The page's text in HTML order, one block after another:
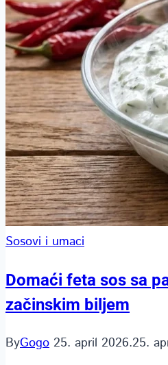
Sosovi i umaci
Domaći feta sos sa
začinskim biljem
ByGogo 25. april 2026.25.